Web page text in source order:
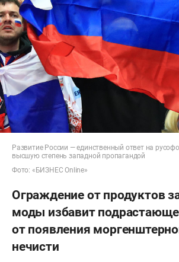
Развитие России — единственный ответ на
высшую степень западной пропагандой
Фото: «БИЗНЕС Online»
Ограждение от продуктов
моды избавит
от появления
нечисти